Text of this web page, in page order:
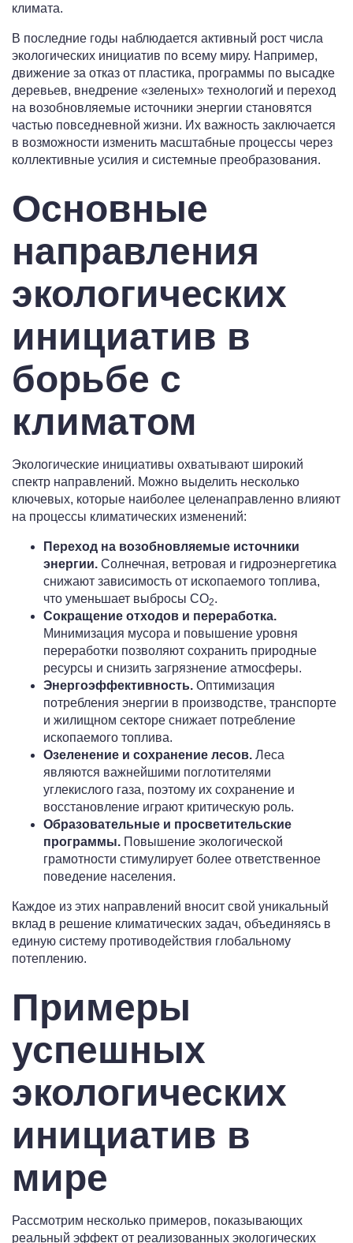
климата.
В последние годы наблюдается активный рост числа
экологических инициатив по всему миру. Например,
движение за отказ от пластика, программы по высадке
деревьев, внедрение «зеленых» технологий и переход
на возобновляемые источники энергии становятся
частью повседневной жизни. Их важность заключается
в возможности изменить масштабные процессы через
коллективные усилия и системные преобразования.
Основные
направления
экологических
инициатив в
борьбе с
климатом
Экологические инициативы охватывают широкий
спектр направлений. Можно выделить несколько
ключевых, которые наиболее целенаправленно влияют
на процессы климатических изменений:
Переход на возобновляемые источники
энергии. Солнечная, ветровая и гидроэнергетика
снижают зависимость от ископаемого топлива,
что уменьшает выбросы CO2.
Сокращение отходов и переработка.
Минимизация мусора и повышение уровня
переработки позволяют сохранить природные
ресурсы и снизить загрязнение атмосферы.
Энергоэффективность. Оптимизация
потребления энергии в производстве, транспорте
и жилищном секторе снижает потребление
ископаемого топлива.
Озеленение и сохранение лесов. Леса
являются важнейшими поглотителями
углекислого газа, поэтому их сохранение и
восстановление играют критическую роль.
Образовательные и просветительские
программы. Повышение экологической
грамотности стимулирует более ответственное
поведение населения.
Каждое из этих направлений вносит свой уникальный
вклад в решение климатических задач, объединяясь в
единую систему противодействия глобальному
потеплению.
Примеры
успешных
экологических
инициатив в
мире
Рассмотрим несколько примеров, показывающих
реальный эффект от реализованных экологических